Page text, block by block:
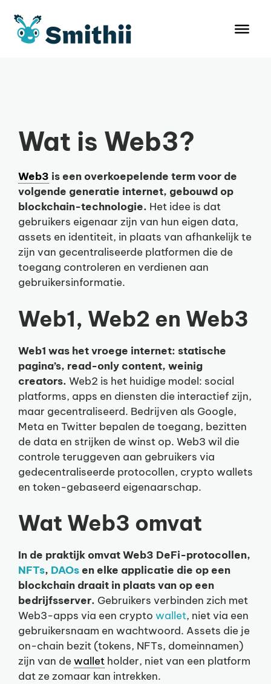
naar
Wat is Web3?
Web3 is een overkoepelende term voor de
volgende generatie internet, gebouwd op
blockchain-technologie. Het idee is dat
gebruikers eigenaar zijn van hun eigen data,
assets en identiteit, in plaats van afhankelijk te
zijn van gecentraliseerde platformen die de
toegang controleren en verdienen aan
gebruikersinformatie.
Web1, Web2 en Web3
Web1 was het vroege internet: statische
pagina’s, read-only content, weinig
creators. Web2 is het huidige model: social
platforms, apps en diensten die interactief zijn,
maar gecentraliseerd. Bedrijven als Google,
Meta en Twitter bepalen de toegang, bezitten
de data en strijken de winst op. Web3 wil die
controle teruggeven aan gebruikers via
gedecentraliseerde protocollen, crypto wallets
en token-gebaseerd eigenaarschap.
Wat Web3 omvat
In de praktijk omvat Web3 DeFi-protocollen,
NFTs, DAOsen elke applicatie die op een
blockchain draait in plaats van op een
bedrijfsserver. Gebruikers verbinden zich met
Web3-apps via een crypto wallet, niet via een
gebruikersnaam en wachtwoord. Assets die je
on-chain bezit (tokens, NFTs, domeinnamen)
zijn van dewallet holder, niet van een platform
dat ze zomaar kan intrekken.